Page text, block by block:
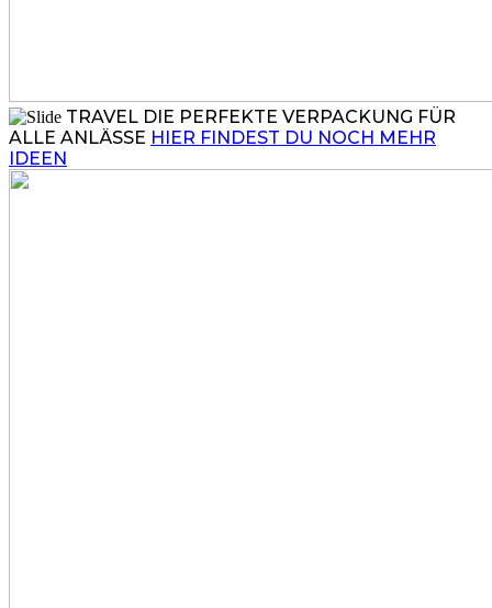
TRAVEL DIE PERFEKTE VERPACKUNG FÜR
ALLE ANLÄSSE HIER FINDEST DU NOCH MEHR
IDEEN